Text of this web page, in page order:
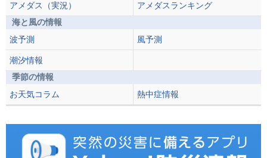
アメダス（実況）
アメダスランキング
海と風の情報
波予測
風予測
潮汐情報
季節の情報
お天気コラム
熱中症情報